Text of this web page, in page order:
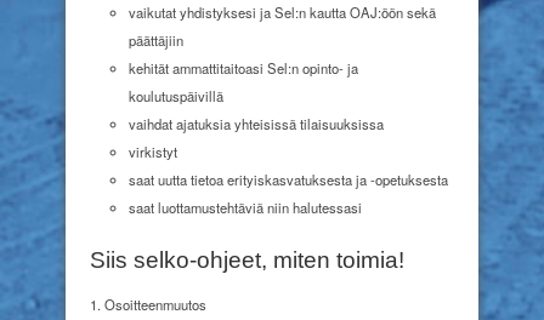
vaikutat yhdistyksesi ja Sel:n kautta OAJ:öön sekä
päättäjiin
kehität ammattitaitoasi Sel:n opinto- ja
koulutuspäivillä
vaihdat ajatuksia yhteisissä tilaisuuksissa
virkistyt
saat uutta tietoa erityiskasvatuksesta ja -opetuksesta
saat luottamustehtäviä niin halutessasi
Siis selko-ohjeet, miten toimia!
1. Osoitteenmuutos